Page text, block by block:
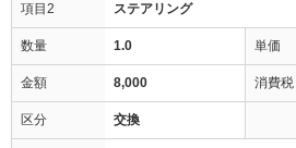
項目2 ステアリング
数量 1.0 単価
金額 8,000 消費税
区分 交換